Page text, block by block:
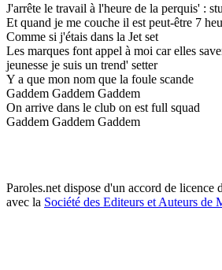
J'arrête le travail à l'heure de la perquis' :
Et quand je me couche il est peut-être 7
Comme si j'étais dans la Jet set
Les marques font appel à moi car elles
jeunesse je suis un trend' setter
Y a que mon nom que la foule scande
Gaddem Gaddem Gaddem
On arrive dans le club on est full squad
Gaddem Gaddem Gaddem
Paroles.net dispose d'un accord de licence
avec la Société des Editeurs et Auteurs de